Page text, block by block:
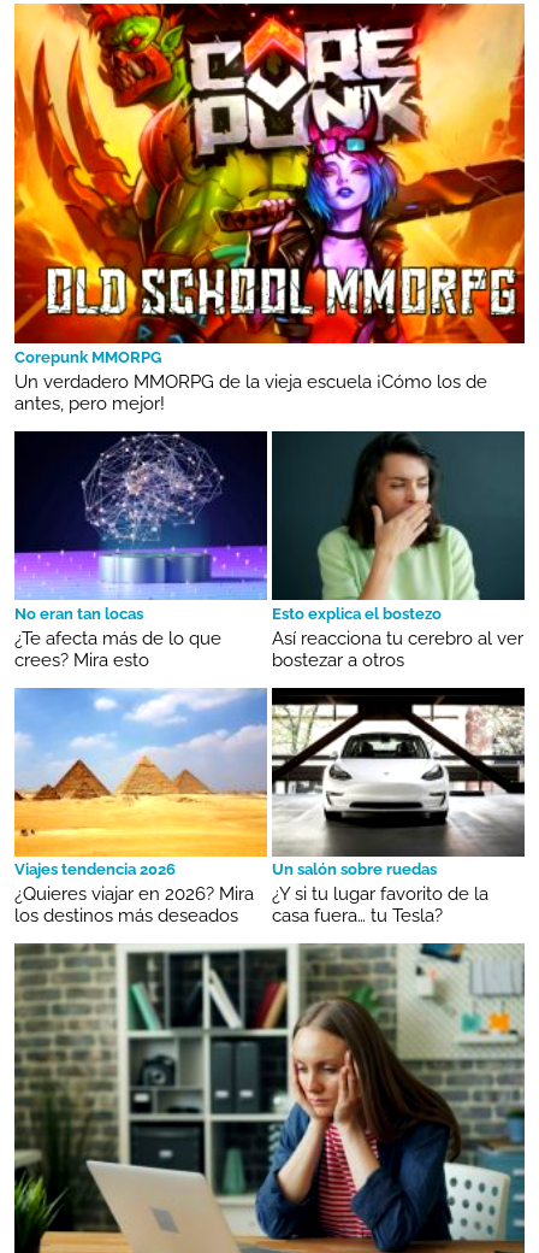
Corepunk MMORPG
Un verdadero MMORPG de la vieja escuela ¡Cómo los de
antes, pero mejor!
No eran tan locas
¿Te afecta más de lo que
crees? Mira esto
Esto explica el bostezo
Así reacciona tu cerebro al ver
bostezar a otros
Viajes tendencia 2026
¿Quieres viajar en 2026? Mira
los destinos más deseados
Un salón sobre ruedas
¿Y si tu lugar favorito de la
casa fuera… tu Tesla?